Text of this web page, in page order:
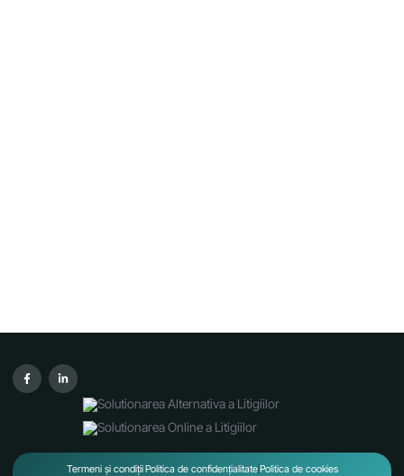
Termeni și condițiiPolitica de confidențialitatePolitica de cookies